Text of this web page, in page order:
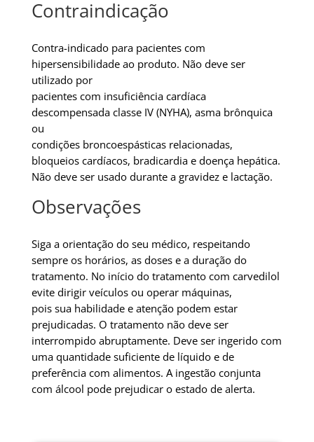
Contraindicação
Contra-indicado para pacientes com
hipersensibilidade ao produto. Não deve ser
utilizado por
pacientes com insuficiência cardíaca
descompensada classe IV (NYHA), asma brônquica
ou
condições broncoespásticas relacionadas,
bloqueios cardíacos, bradicardia e doença hepática.
Não deve ser usado durante a gravidez e lactação.
Observações
Siga a orientação do seu médico, respeitando
sempre os horários, as doses e a duração do
tratamento. No início do tratamento com carvedilol
evite dirigir veículos ou operar máquinas,
pois sua habilidade e atenção podem estar
prejudicadas. O tratamento não deve ser
interrompido abruptamente. Deve ser ingerido com
uma quantidade suficiente de líquido e de
preferência com alimentos. A ingestão conjunta
com álcool pode prejudicar o estado de alerta.